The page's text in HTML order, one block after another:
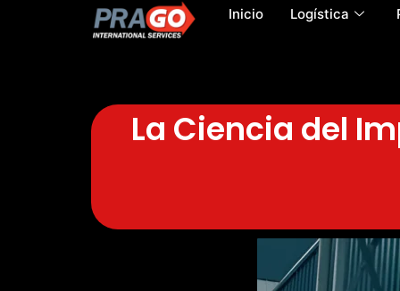
Inicio Logística
La Ciencia del